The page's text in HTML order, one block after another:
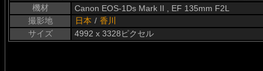
機材
Canon EOS-1Ds Mark II , EF 135mm F2L
撮影地
日本 / 香川
サイズ
4992 x 3328ピクセル